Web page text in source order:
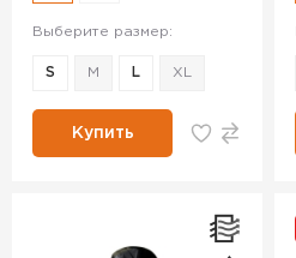
Выберите размер:
S M L XL
Купить